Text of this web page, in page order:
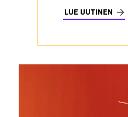
LUE UUTINEN